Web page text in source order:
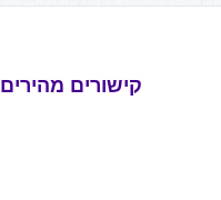
קישורים מהירים